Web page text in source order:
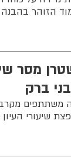
הזוהר
מסר
ברק
משתתפים מקרב
שיעורי